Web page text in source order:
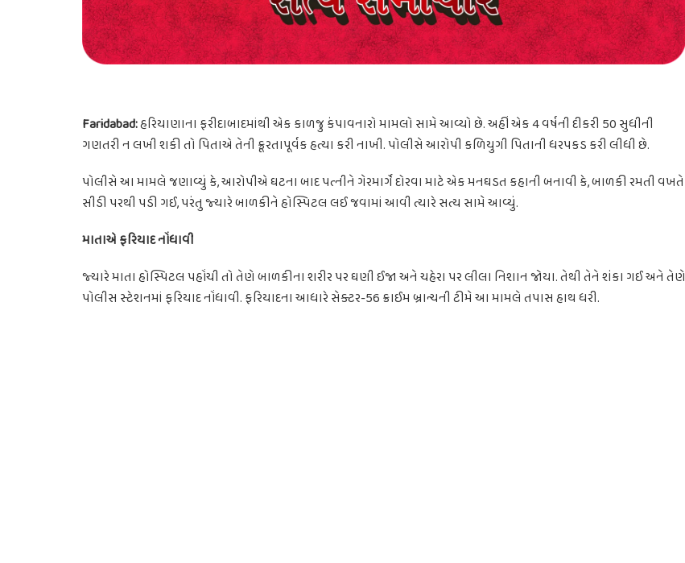
Faridabad:હરિયાણાના ફરીદાબાદમાંથી એક કાળજુ કંપાવનારો મામલો સામે આવ્યો છે. અહીં એક 4 વર્ષની દીકરી 50 સુધીની
ગણતરી ન લખી શકી તો પિતાએ તેની ક્રૂરતાપૂર્વક હત્યા કરી નાખી. પોલીસે આરોપી કળિયુગી પિતાની ધરપકડ કરી લીધી છે.
પોલીસે આ મામલે જણાવ્યું કે, આરોપીએ ઘટના બાદ પત્નીને ગેરમાર્ગે દોરવા માટે એક મનઘડત કહાની બનાવી કે, બાળકી રમતી વખતે
સીડી પરથી પડી ગઈ, પરંતુ જ્યારે બાળકીને હોસ્પિટલ લઈ જવામાં આવી ત્યારે સત્ય સામે આવ્યું.
માતાએ ફરિયાદ નોંધાવી
જ્યારે માતા હોસ્પિટલ પહોંચી તો તેણે બાળકીના શરીર પર ઘણી ઈજા અને ચહેરા પર લીલા નિશાન જોયા. તેથી તેને શંકા ગઈ અને તેણે
પોલીસ સ્ટેશનમાં ફરિયાદ નોંધાવી. ફરિયાદના આધારે સેક્ટર-56 ક્રાઈમ બ્રાન્ચની ટીમે આ મામલે તપાસ હાથ ધરી.